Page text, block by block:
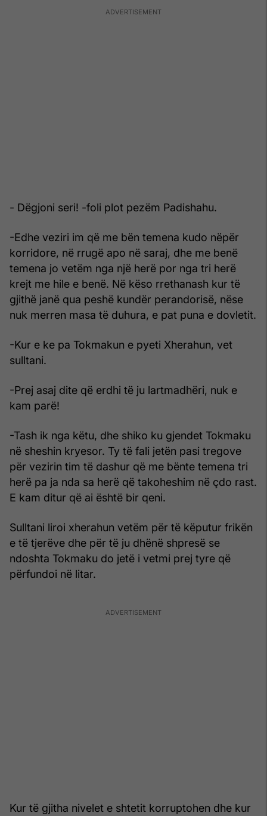
- Dëgjoni seri! -foli plot pezëm Padishahu.
-Edhe veziri im që me bën temena kudo nëpër
korridore, në rrugë apo në saraj, dhe me benë
temena jo vetëm nga një herë por nga tri herë
krejt me hile e benë. Në këso rrethanash kur të
gjithë janë qua peshë kundër perandorisë, nëse
nuk merren masa të duhura, e pat puna e dovletit.
-Kur e ke pa Tokmakun e pyeti Xherahun, vet
sulltani.
-Prej asaj dite që erdhi të ju lartmadhëri, nuk e
kam parë!
-Tash ik nga këtu, dhe shiko ku gjendet Tokmaku
në sheshin kryesor. Ty të fali jetën pasi tregove
për vezirin tim të dashur që me bënte temena tri
herë pa ja nda sa herë që takoheshim në çdo rast.
E kam ditur që ai është bir qeni.
Sulltani liroi xherahun vetëm për të këputur frikën
e të tjerëve dhe për të ju dhënë shpresë se
ndoshta Tokmaku do jetë i vetmi prej tyre që
përfundoi në litar.
Kur të gjitha nivelet e shtetit korruptohen dhe kur